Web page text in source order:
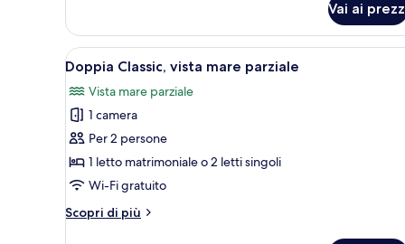
Vai ai
Apri
tutte
le
foto
per
Doppia
Classic,
mare
Una camera d'albergo con
2
Doppia Classic, vista mare parziale
Vista mare parziale
1 camera
Per 2 persone
1 letto matrimoniale o 2 letti singoli
Wi-Fi gratuito
Scopri di più
Altri